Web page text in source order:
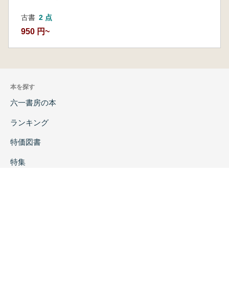
古書 2 点
950 円~
本を探す
六一書房の本
ランキング
特価図書
特集